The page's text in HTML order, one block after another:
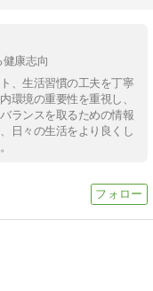
健康志向
、生活習慣の工夫を丁寧
環境の重要性を重視し、
ランスを取るための情報
日々の生活をより良くし